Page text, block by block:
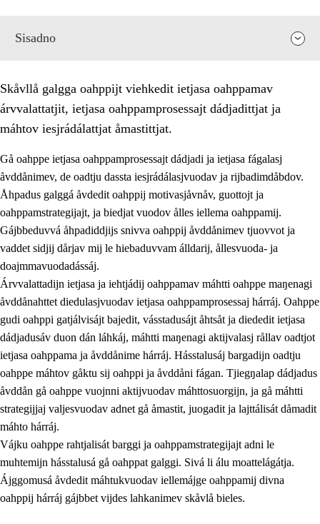
Sisadno
Prinsihpa oahppama, åvddånahttema ja ávddama hárráj
2.1 Sosiála oahppam ja åvddånibme
2.2 Máhtudahka fágáj hárráj
2.3 Vuodulasj tjehpudagá
Oahppat oahppat
Doaresfágalasj tiemá
Skåvllå galgga oahppijt viehkedit ietjasa oahppamav
árvvalattatjit, ietjasa oahppamprosessajt dádjadittjat ja
máhtov iesjrádálattjat åmastittjat.
Gå oahppe ietjasa oahppamprosessajt dádjadi ja ietjasa fágalasj
åvddånimev, de oadtju dassta iesjrádálasjvuodav ja rijbadimdåbdov.
Åhpadus galggá åvdedit oahppij motivasjåvnåv, guottojt ja
oahppamstrategijajt, ja biedjat vuodov ålles iellema oahppamij.
Gájbbeduvvá åhpadiddjijs snivva oahppij åvddånimev tjuovvot ja
vaddet sidjij dårjav mij le hiebaduvvam álldarij, ållesvuoda- ja
doajmmavuodadássáj.
Árvvalattadijn ietjasa ja iehtjádij oahppamav máhtti oahppe maŋenagi
åvddånahttet diedulasjvuodav ietjasa oahppamprosessaj hárráj. Oahppe
gudi oahppi gatjálvisájt bajedit, vásstadusájt åhtsåt ja diededit ietjasa
dádjadusáv duon dán láhkáj, máhtti maŋenagi aktijvalasj rållav oadtjot
ietjasa oahppama ja åvddånime hárráj. Hásstalusáj bargadijn oadtju
oahppe máhtov gåktu sij oahppi ja åvddåni fágan. Tjiegŋalap dádjadus
åvddån gå oahppe vuojnni aktijvuodav máhttosuorgijn, ja gå máhtti
strategijjaj valjesvuodav adnet gå åmastit, juogadit ja lajttálisát dåmadit
máhto hárráj.
Vájku oahppe rahtjalisát barggi ja oahppamstrategijajt adni le
muhtemijn hásstalusá gå oahppat galggi. Sivá li álu moattelágátja.
Ájggomusá åvdedit máhtukvuodav iellemájge oahppamij divna
oahppij hárráj gájbbet vijdes lahkanimev skåvlå bieles.